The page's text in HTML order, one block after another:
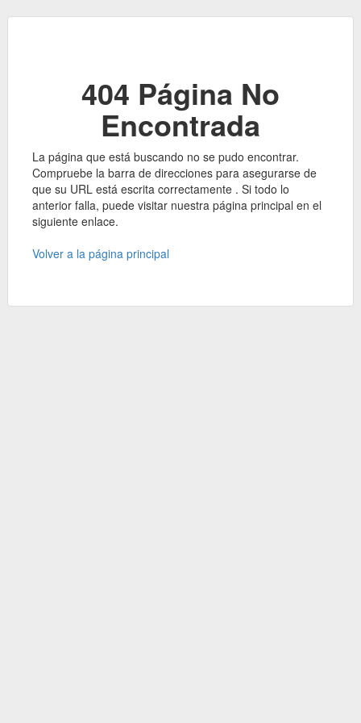
404 Página No
Encontrada
La página que está buscando no se pudo encontrar.
Compruebe la barra de direcciones para asegurarse de
que su URL está escrita correctamente . Si todo lo
anterior falla, puede visitar nuestra página principal en el
siguiente enlace.
Volver a la página principal